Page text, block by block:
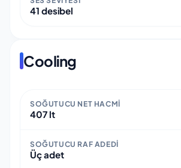
41 desibel
Cooling
SOĞUTUCU NET HACMI
407 lt
SOĞUTUCU RAF ADEDI
Üç adet